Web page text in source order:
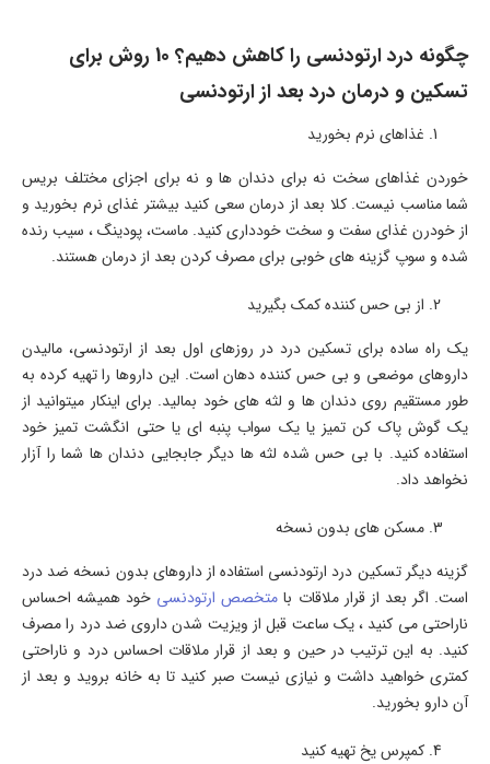
چگونه درد ارتودنسی را کاهش دهیم؟ 10 روش برای
تسکین و درمان درد بعد از ارتودنسی
غذاهای نرم بخورید
خوردن غذاهای سخت نه برای دندان ها و نه برای اجزای مختلف بریس
شما مناسب نیست. کلا بعد از درمان سعی کنید بیشتر غذای نرم بخورید و
از خودرن غذای سفت و سخت خودداری کنید. ماست، پودینگ ، سیب رنده
شده و سوپ گزینه های خوبی برای مصرف کردن بعد از درمان هستند.
از بی حس کننده کمک بگیرید
یک راه ساده برای تسکین درد در روزهای اول بعد از ارتودنسی، مالیدن
داروهای موضعی و بی حس کننده دهان است. این داروها را تهیه کرده به
طور مستقیم روی دندان ها و لثه های خود بمالید. برای اینکار میتوانید از
یک گوش پاک کن تمیز یا یک سواب پنبه ای یا حتی انگشت تمیز خود
استفاده کنید. با بی حس شده لثه ها دیگر جابجایی دندان ها شما را آزار
نخواهد داد.
مسکن های بدون نسخه
گزینه دیگر تسکین درد ارتودنسی استفاده از داروهای بدون نسخه ضد درد
است. اگر بعد از قرار ملاقات با متخصص ارتودنسی خود همیشه احساس
ناراحتی می کنید ، یک ساعت قبل از ویزیت شدن داروی ضد درد را مصرف
کنید. به این ترتیب در حین و بعد از قرار ملاقات احساس درد و ناراحتی
کمتری خواهید داشت و نیازی نیست صبر کنید تا به خانه بروید و بعد از
آن دارو بخورید.
کمپرس یخ تهیه کنید